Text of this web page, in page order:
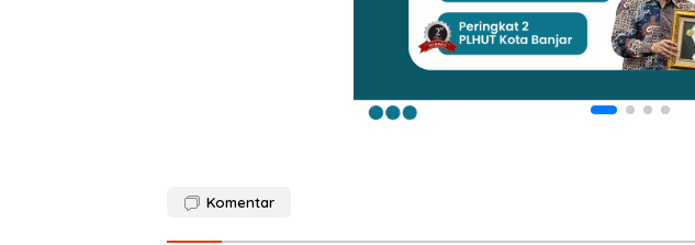
Komentar